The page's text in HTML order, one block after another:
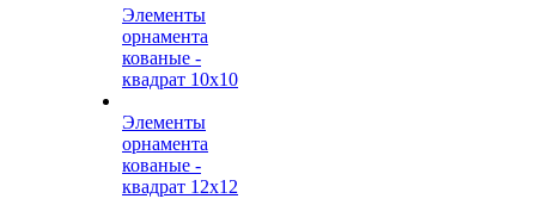
Элементы
орнамента
кованые -
квадрат 10х10
Элементы
орнамента
кованые -
квадрат 12х12